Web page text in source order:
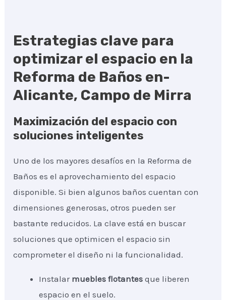
Estrategias clave para
optimizar el espacio en la
Reforma de Baños en-
Alicante, Campo de Mirra
Maximización del espacio con
soluciones inteligentes
Uno de los mayores desafíos en la Reforma de
Baños es el aprovechamiento del espacio
disponible. Si bien algunos baños cuentan con
dimensiones generosas, otros pueden ser
bastante reducidos. La clave está en buscar
soluciones que optimicen el espacio sin
comprometer el diseño ni la funcionalidad.
Instalar muebles flotantes que liberen
espacio en el suelo.